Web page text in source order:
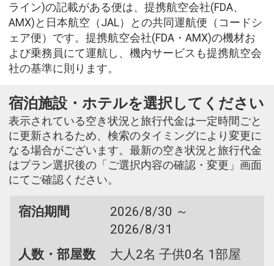
ライン)の記載がある便は、提携航空会社(FDA、
AMX)と日本航空（JAL）との共同運航便（コードシ
ェア便）です。提携航空会社(FDA・AMX)の機材お
よび乗務員にて運航し、機内サービスも提携航空会
社の基準に則ります。
宿泊施設・ホテルを選択してください
表示されている空き状況と旅行代金は一定時間ごと
に更新されるため、検索のタイミングにより変更に
なる場合がございます。最新の空き状況と旅行代金
はプラン選択後の「ご選択内容の確認・変更」画面
にてご確認ください。
宿泊期間
2026/8/30 ～
2026/8/31
人数・部屋数
大人2名 子供0名 1部屋